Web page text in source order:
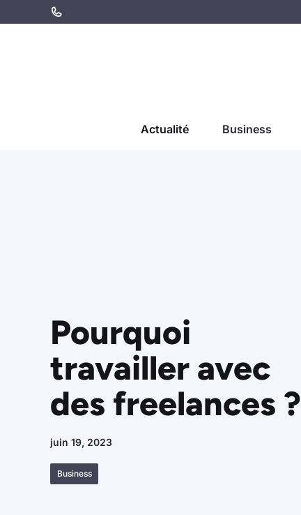
au
Actualité Business
Pourquoi
travailler avec
des freelances ?
juin 19, 2023
Business